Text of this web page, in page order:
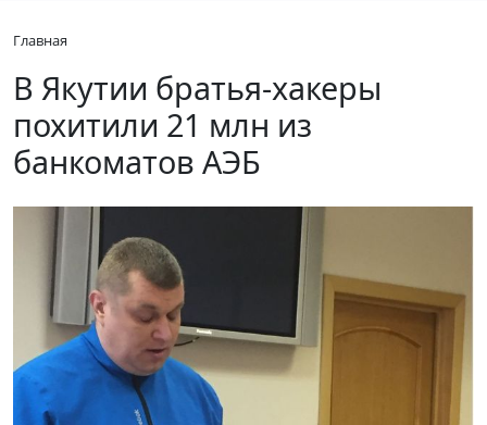
Главная
В Якутии братья-хакеры
похитили 21 млн из
банкоматов АЭБ